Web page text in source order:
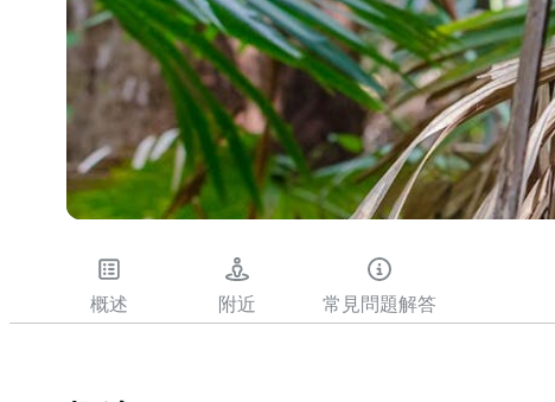
概述 附近 常見問題解答